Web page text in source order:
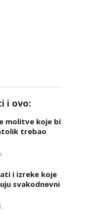
i ovo:
molitve koje bi
trebao
i izreke koje
svakodnevni